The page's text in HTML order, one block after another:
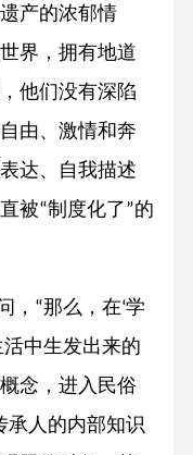
产的浓郁情
界，拥有地道
他们没有深陷
由、激情和奔
达、自我描述
被“制度化了”的
， “那么，在‘学
中生发出来的
念，进入民俗
承人的内部知识